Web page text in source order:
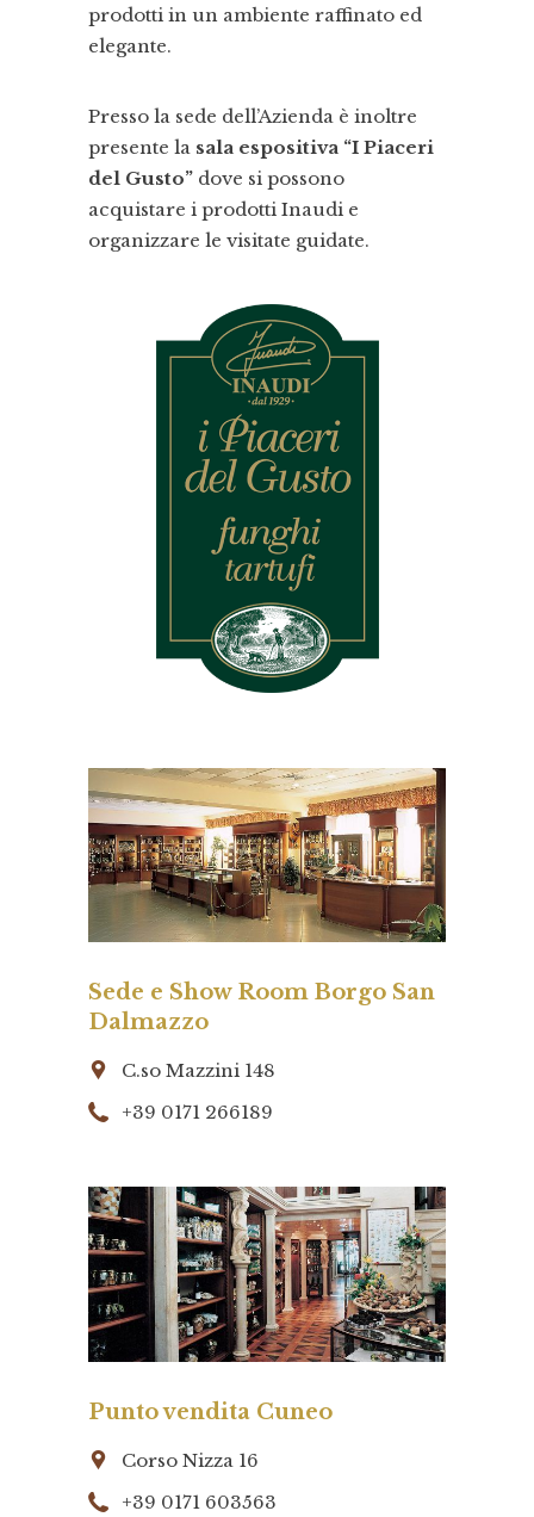
prodotti in un ambiente raffinato ed
elegante.
Presso la sede dell’Azienda è inoltre
presente la sala espositiva “I Piaceri
del Gusto” dove si possono
acquistare i prodotti Inaudi e
organizzare le visitate guidate.
Sede e Show Room Borgo San
Dalmazzo
C.so Mazzini 148
+39 0171 266189
Punto vendita Cuneo
Corso Nizza 16
+39 0171 603563